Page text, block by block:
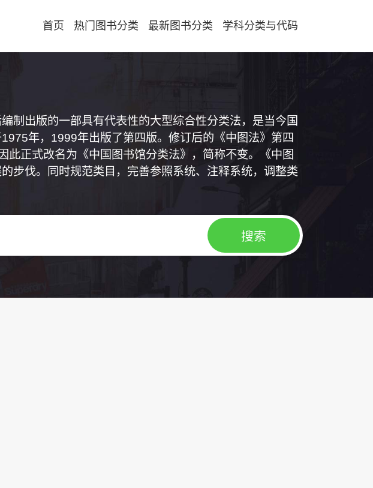
首页 热门图书分类 最新图书分类 学科分类与代码
制出版的一部具有代表性的大型综合性分类法，是当今国
年，1999年出版了第四版。修订后的《中图法》第四
此正式改名为《中国图书馆分类法》，简称不变。《中图
步伐。同时规范类目，完善参照系统、注释系统，调整类